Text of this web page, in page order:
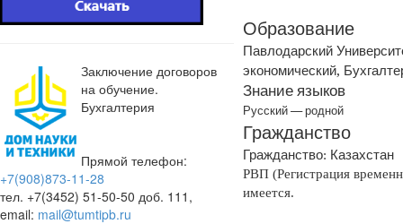
Заключение договоров
на обучение.
Бухгалтерия
Прямой телефон:
+7(908)873-11-28
тел. +7(3452) 51-50-50 доб. 111,
email: mail@tumtipb.ru
Образование
Павлодарский
экономический,
Знаниеязыков
Русский—родной
Гражданство
Гражданство: Казахстан
РВП (Регистрация
имеется.